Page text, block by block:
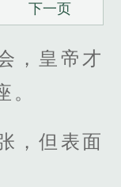
下一页
，皇帝才
。
，但表面